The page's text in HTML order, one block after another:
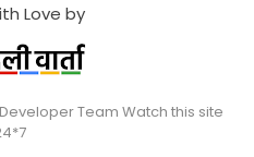
Love by
Team Watch this site